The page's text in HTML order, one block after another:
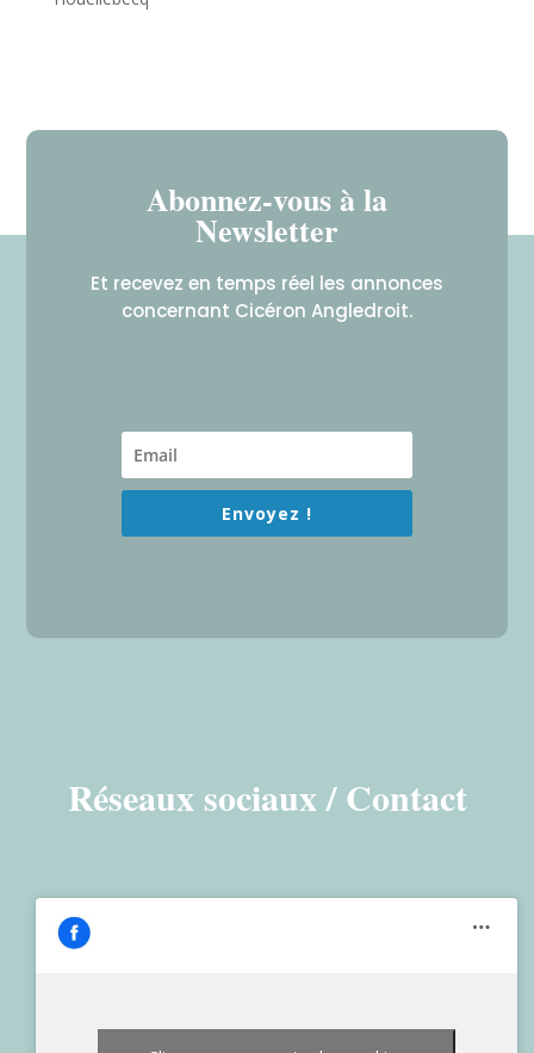
Abonnez-vous à la
Newsletter
Et recevez en temps réel les annonces
concernant Cicéron Angledroit.
Envoyez !
Réseaux sociaux / Contact